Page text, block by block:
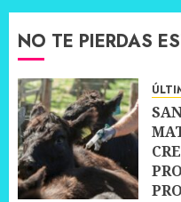
NO TE PIERDAS